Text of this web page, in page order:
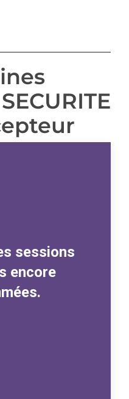
sessions
encore